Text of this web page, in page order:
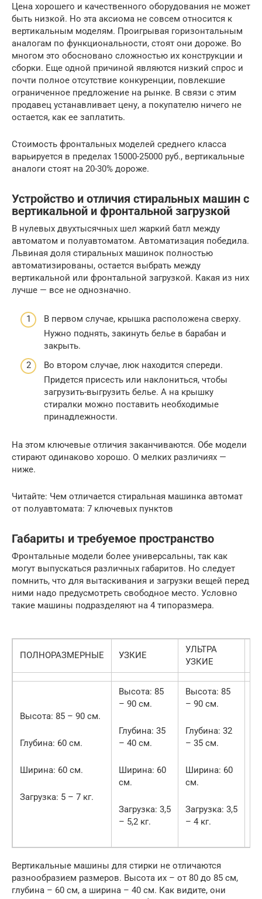
Цена хорошего и качественного оборудования не может
быть низкой. Но эта аксиома не совсем относится к
вертикальным моделям. Проигрывая горизонтальным
аналогам по функциональности, стоят они дороже. Во
многом это обосновано сложностью их конструкции и
сборки. Еще одной причиной являются низкий спрос и
почти полное отсутствие конкуренции, повлекшие
ограниченное предложение на рынке. В связи с этим
продавец устанавливает цену, а покупателю ничего не
остается, как ее заплатить.
Стоимость фронтальных моделей среднего класса
варьируется в пределах 15000-25000 руб., вертикальные
аналоги стоят на 20-30% дороже.
Устройство и отличия стиральных машин с
вертикальной и фронтальной загрузкой
В нулевых двухтысячных шел жаркий батл между
автоматом и полуавтоматом. Автоматизация победила.
Львиная доля стиральных машинок полностью
автоматизированы, остается выбрать между
вертикальной или фронтальной загрузкой. Какая из них
лучше — все не однозначно.
В первом случае, крышка расположена сверху.
Нужно поднять, закинуть белье в барабан и
закрыть.
Во втором случае, люк находится спереди.
Придется присесть или наклониться, чтобы
загрузить-выгрузить белье. А на крышку
стиралки можно поставить необходимые
принадлежности.
На этом ключевые отличия заканчиваются. Обе модели
стирают одинаково хорошо. О мелких различиях —
ниже.
Читайте: Чем отличается стиральная машинка автомат
от полуавтомата: 7 ключевых пунктов
Габариты и требуемое пространство
Фронтальные модели более универсальны, так как
могут выпускаться различных габаритов. Но следует
помнить, что для вытаскивания и загрузки вещей перед
ними надо предусмотреть свободное место. Условно
такие машины подразделяют на 4 типоразмера.
ПОЛНОРАЗМЕРНЫЕ УЗКИЕ
УЛЬТРА
УЗКИЕ
Высота: 85 – 90 см.
Глубина: 60 см.
Ширина: 60 см.
Загрузка: 5 – 7 кг.
Высота: 85
– 90 см.
Глубина: 35
– 40 см.
Ширина: 60
см.
Загрузка: 3,5
– 5,2 кг.
Высота: 85
– 90 см.
Глубина: 32
– 35 см.
Ширина: 60
см.
Загрузка: 3,5
– 4 кг.
Вертикальные машины для стирки не отличаются
разнообразием размеров. Высота их – от 80 до 85 см,
глубина – 60 см, а ширина – 40 см. Как видите, они